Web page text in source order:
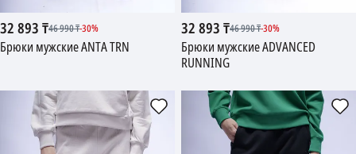
32 893₸46 990₸-30%
Брюки мужские ANTA TRN
32 893₸46 990₸-30%
Брюки мужские ADVANCED
RUNNING